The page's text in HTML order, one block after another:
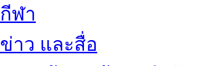
กีฬา
ข่าว และสื่อ